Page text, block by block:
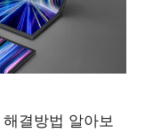
결방법 알아보